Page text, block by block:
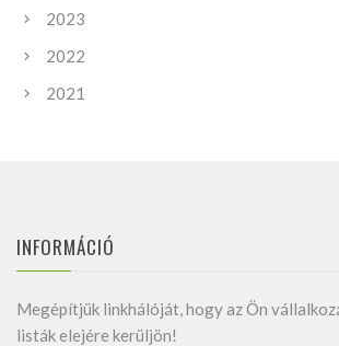
2023
2022
2021
INFORMÁCIÓ
Megépítjük linkhálóját, hogy az Ön
listák elejére kerüljön!